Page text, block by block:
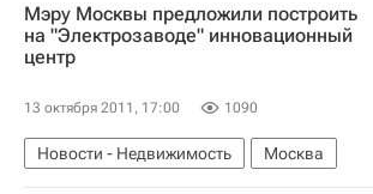
Туапсе
Управделами президента
Коммерческая недвижимость
Мэру Москвы предложили построить
на "Электрозаводе" инновационный
центр
13 октября 2011, 17:00 1090
Новости - Недвижимость
Москва